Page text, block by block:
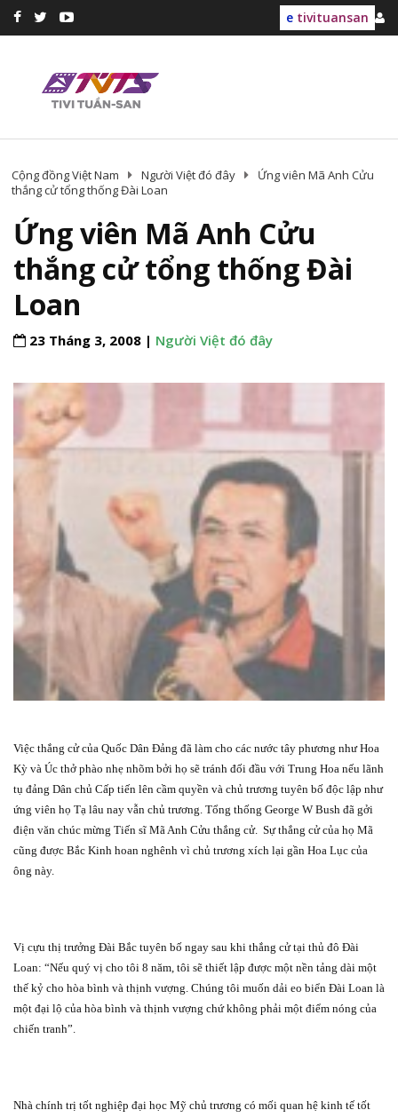
e tivituansan
Cộng đồng Việt Nam Người Việt đó đây
Ứng viên Mã Anh Cửu
thắng cử tổng thống Đài Loan
Ứng viên Mã Anh Cửu
thắng cử tổng thống Đài
Loan
23 Tháng 3, 2008 | Người Việt đó đây
Việc thắng cử của Quốc Dân Đảng đã làm cho các nước tây phương như Hoa
Kỳ và Úc thở phào nhẹ nhõm bởi họ sẽ tránh đối đầu với Trung Hoa nếu lãnh
tụ đảng Dân chủ Cấp tiến lên cầm quyền và chủ trương tuyên bố độc lập như
ứng viên họ Tạ lâu nay vẫn chủ trương. Tổng thống George W Bush đã gởi
điện văn chúc mừng Tiến sĩ Mã Anh Cửu thắng cử. Sự thắng cử của họ Mã
cũng được Bắc Kinh hoan nghênh vì chủ trương xích lại gần Hoa Lục của
ông này.
Vị cựu thị trưởng Đài Bắc tuyên bố ngay sau khi thắng cử tại thủ đô Đài
Loan: “Nếu quý vị cho tôi 8 năm, tôi sẽ thiết lập được một nền tảng dài một
thế kỷ cho hòa bình và thịnh vượng. Chúng tôi muốn dải eo biển Đài Loan là
một đại lộ của hòa bình và thịnh vượng chứ không phải một điểm nóng của
chiến tranh”.
Nhà chính trị tốt nghiệp đại học Mỹ chủ trương có mối quan hệ kinh tế tốt